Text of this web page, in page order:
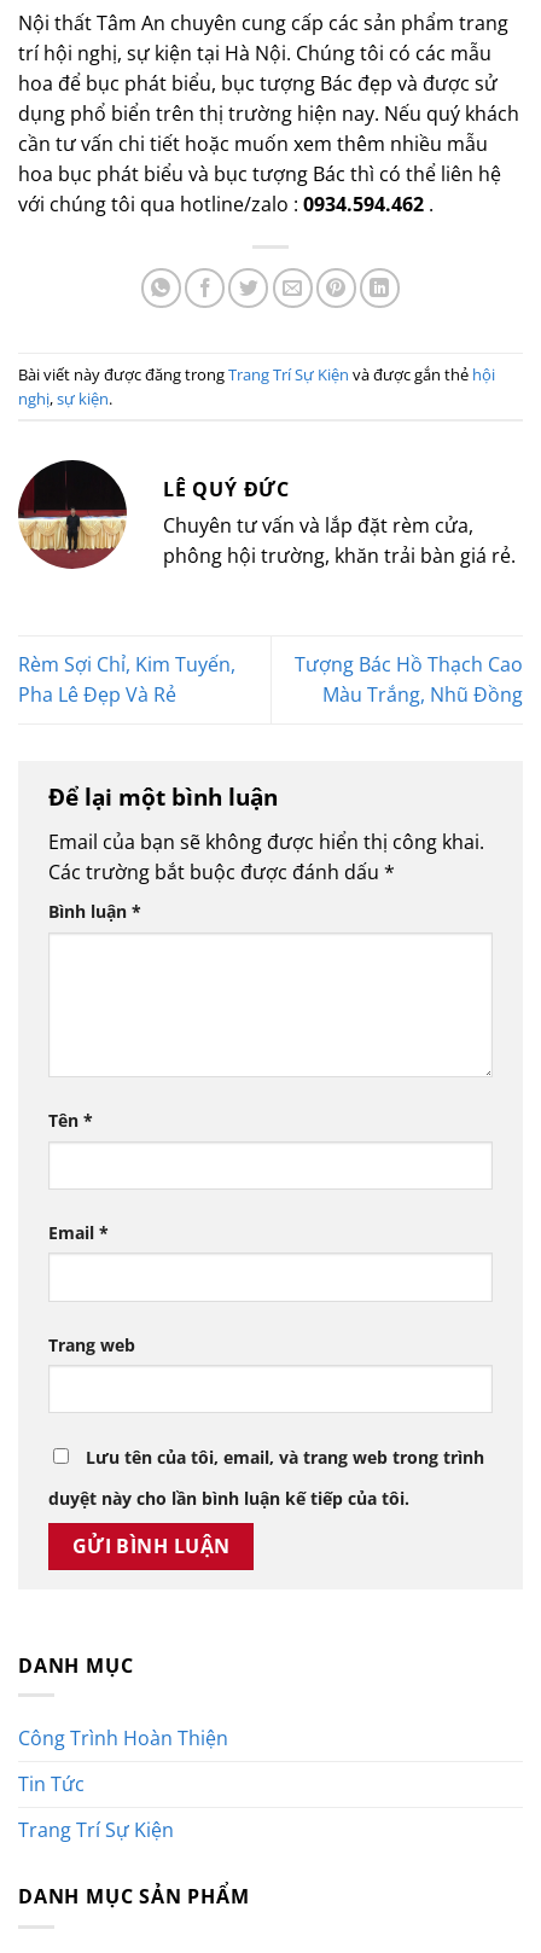
Nội thất Tâm An chuyên cung cấp các sản phẩm trang
trí hội nghị, sự kiện tại Hà Nội. Chúng tôi có các mẫu
hoa để bục phát biểu, bục tượng Bác đẹp và được sử
dụng phổ biển trên thị trường hiện nay. Nếu quý khách
cần tư vấn chi tiết hoặc muốn xem thêm nhiều mẫu
hoa bục phát biểu và bục tượng Bác thì có thể liên hệ
với chúng tôi qua hotline/zalo : 0934.594.462 .
Bài viết này được đăng trongTrang Trí Sự Kiện và được gắn thẻ hội
nghị,sự kiện.
LÊ QUÝ ĐỨC
Chuyên tư vấn và lắp đặt rèm cửa,
phông hội trường, khăn trải bàn giá rẻ.
Rèm Sợi Chỉ, Kim Tuyến,
Pha Lê Đẹp Và Rẻ
Tượng Bác Hồ Thạch Cao
Màu Trắng, Nhũ Đồng
Để lại một bình luận
Email của bạn sẽ không được hiển thị công khai.
Các trường bắt buộc được đánh dấu *
Bình luận *
Tên *
Email *
Trang web
Lưu tên của tôi, email, và trang web trong trình
duyệt này cho lần bình luận kế tiếp của tôi.
DANH MỤC
Công Trình Hoàn Thiện
Tin Tức
Trang Trí Sự Kiện
DANH MỤC SẢN PHẨM